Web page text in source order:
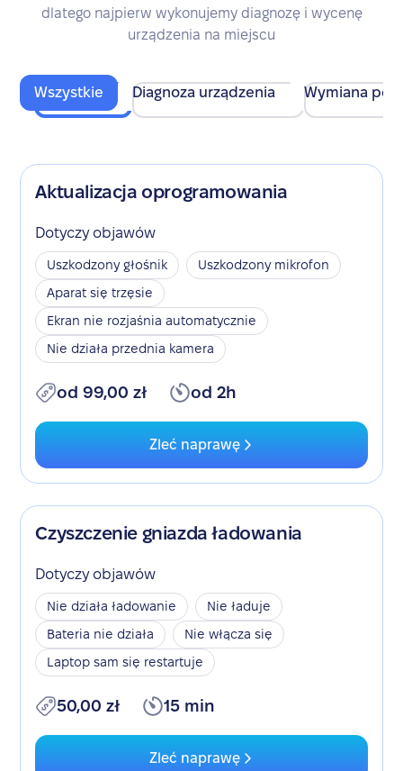
dlatego najpierw wykonujemy diagnozę i wycenę
urządzenia na miejscu
Wszystkie Diagnoza urządzenia Wymiana
Aktualizacja oprogramowania
Dotyczy objawów
Uszkodzony głośnik
Uszkodzony mikrofon
Aparat się trzęsie
Ekran nie rozjaśnia automatycznie
Nie działa przednia kamera
od 99,00 zł od 2h
Zleć naprawę
Czyszczenie gniazda ładowania
Dotyczy objawów
Nie działa ładowanie
Nie ładuje
Bateria nie działa
Nie włącza się
Laptop sam się restartuje
50,00 zł 15 min
Zleć naprawę